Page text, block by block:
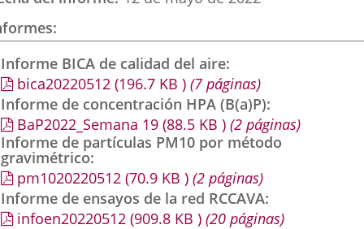
externa.externa.
Informe BICA de calidad del aire
bica20220512 (196.7 KB ) (7 páginas)
Informe de concentración HPA (B(a)P)
BaP2022_Semana 19 (88.5 KB ) (2 páginas)
Informe de partículas PM10 por método
gravimétrico
pm1020220512 (70.9 KB ) (2 páginas)
Informe de ensayos de la red RCCAVA
infoen20220512 (909.8 KB ) (20 páginas)